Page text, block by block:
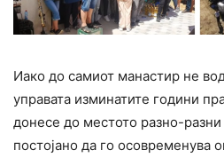
Иако до самиот манастир не
управата изминатите години
донесе до местото разно-
постојано да го осовременува